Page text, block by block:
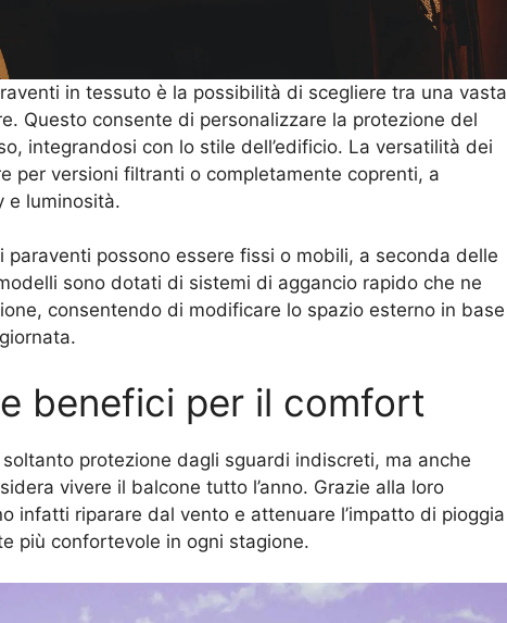
in tessuto è la possibilità di scegliere tra una vasta
Questo consente di personalizzare la protezione del
integrandosi con lo stile dell’edificio. La versatilità dei
per versioni filtranti o completamente coprenti, a
e luminosità.
possono essere fissi o mobili, a seconda delle
sono dotati di sistemi di aggancio rapido che ne
consentendo di modificare lo spazio esterno in base
benefici per il comfort
protezione dagli sguardi indiscreti, ma anche
vivere il balcone tutto l’anno. Grazie alla loro
infatti riparare dal vento e attenuare l’impatto di pioggia
più confortevole in ogni stagione.